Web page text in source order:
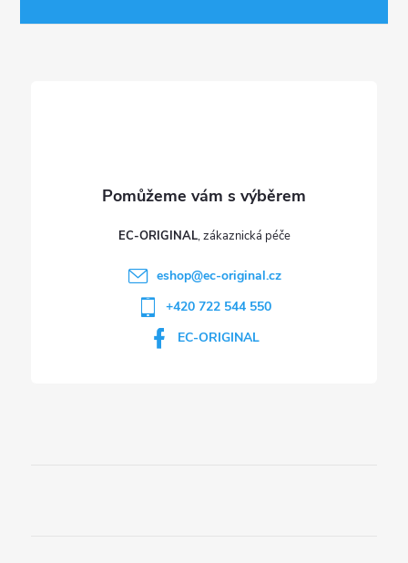
EC-ORIGINAL
eshop@ec-original.cz
+420 722 544 550
EC-ORIGINAL